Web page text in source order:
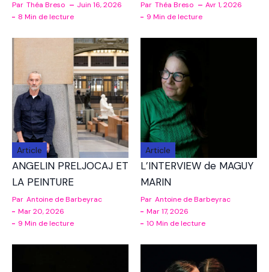
Par Théa Breso
Juin 16, 2026
8 Min de lecture
Par Théa Breso
Avr 1, 2026
9 Min de lecture
Article
ANGELIN PRELJOCAJ ET
LA PEINTURE
Par Antoine de Barbeyrac
Mar 20, 2026
9 Min de lecture
Article
L’INTERVIEW de MAGUY
MARIN
Par Antoine de Barbeyrac
Mar 17, 2026
10 Min de lecture